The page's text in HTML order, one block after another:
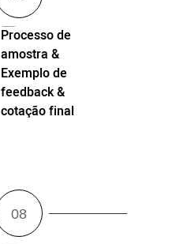
Processo de
amostra &
Exemplo de
feedback &
cotação final